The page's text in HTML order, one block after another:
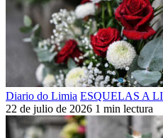
Diario do Limia ESQUELAS A
22 de julio de 2026 1 min lectura